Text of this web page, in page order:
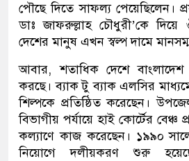
পৌছে দিতে সাফল্য পেয়েছিলেন।
ডাঃ জাফরুল্লাহ চৌধুরী’কে দিয়ে
দেশের মানুষ এখন স্বল্প দামে
আবার, শতাধিক দেশে
করছে। ব্যাক টু ব্যাক এলসির
শিল্পকে প্রতিষ্ঠিত করেছেন।
বিভাগীয় পর্যায়ে হাই কোর্টের বেঞ্চ
কল্যাণে কাজ করেছেন। ১৯৯০
নিয়োগে দলীয়করণ শুরু